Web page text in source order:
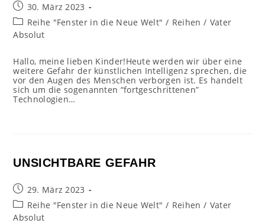
Beitrag
veröffentlicht:
30. März 2023
Beitrags-
Kategorie:
Reihe "Fenster in die Neue Welt" / Reihen / Vater
Absolut
Hallo, meine lieben Kinder!Heute werden wir über eine
weitere Gefahr der künstlichen Intelligenz sprechen, die
vor den Augen des Menschen verborgen ist. Es handelt
sich um die sogenannten “fortgeschrittenen”
Technologien…
UNSICHTBARE GEFAHR
Beitrag
veröffentlicht:
29. März 2023
Beitrags-
Kategorie:
Reihe "Fenster in die Neue Welt" / Reihen / Vater
Absolut